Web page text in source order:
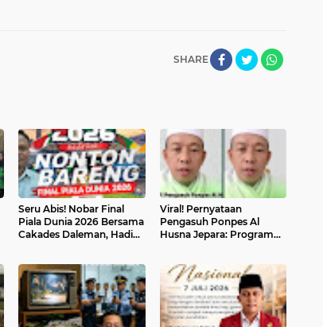
SHARE
Seru Abis! Nobar Final
Piala Dunia 2026 Bersama
Cakades Daleman, Hadiah
Viral! Pernyataan
Pengasuh Ponpes Al
Husna Jepara: Program
Tanggapan Seruat